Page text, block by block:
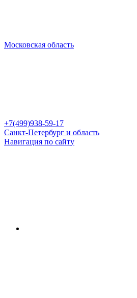
Московская область
+7(499)938-59-17
Санкт-Петербург и область
Навигация по сайту